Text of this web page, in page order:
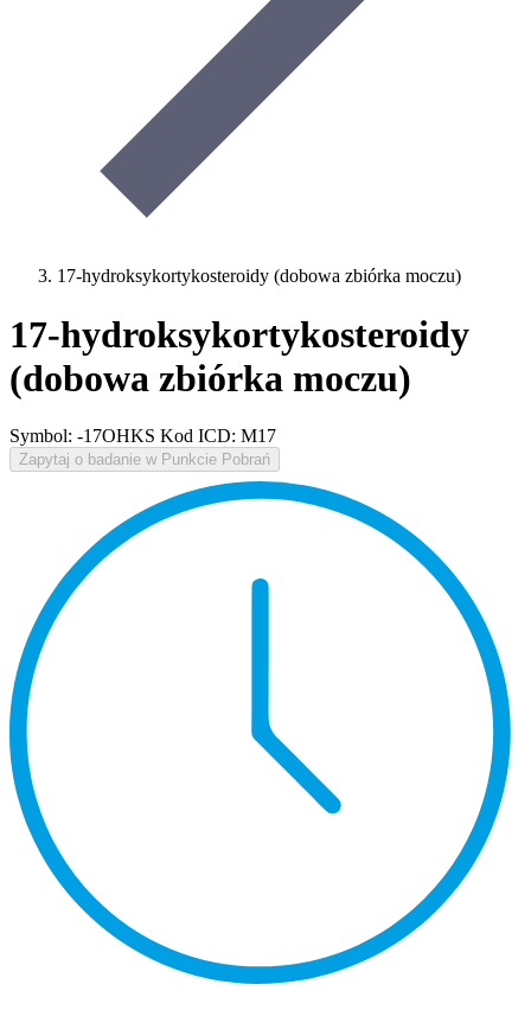
17-hydroksykortykosteroidy (dobowa zbiórka moczu)
17-hydroksykortykosteroidy
(dobowa zbiórka moczu)
Symbol: -17OHKS Kod ICD: M17
Zapytaj o badanie w Punkcie Pobrań